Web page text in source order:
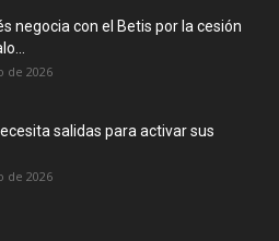
negocia con el Betis por la cesión
de 2026
salidas para activar sus
de 2026